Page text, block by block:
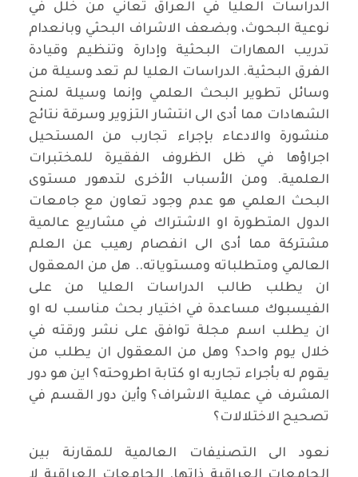
الدراسات العليا في العراق تعاني من خلل في
نوعية البحوث، وبضعف الاشراف البحثي وبانعدام
تدريب المهارات البحثية وإدارة وتنظيم وقيادة
الفرق البحثية. الدراسات العليا لم تعد وسيلة من
وسائل تطوير البحث العلمي وإنما وسيلة لمنح
الشهادات مما أدى الى انتشار التزوير وسرقة نتائج
منشورة والادعاء بإجراء تجارب من المستحيل
اجراؤها في ظل الظروف الفقيرة للمختبرات
العلمية. ومن الأسباب الأخرى لتدهور مستوى
البحث العلمي هو عدم وجود تعاون مع جامعات
الدول المتطورة او الاشتراك في مشاريع عالمية
مشتركة مما أدى الى انفصام رهيب عن العلم
العالمي ومتطلباته ومستوياته.. هل من المعقول
ان يطلب طالب الدراسات العليا من على
الفيسبوك مساعدة في اختيار بحث مناسب له او
ان يطلب اسم مجلة توافق على نشر ورقته في
خلال يوم واحد؟ وهل من المعقول ان يطلب من
يقوم له بأجراء تجاربه او كتابة اطروحته؟ اين هو دور
المشرف في عملية الاشراف؟ وأين دور القسم في
تصحيح الاختلالات؟
نعود الى التصنيفات العالمية للمقارنة بين